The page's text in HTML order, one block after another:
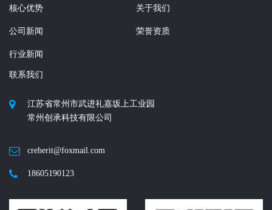
核心优势 关于我们
公司新闻 荣誉资质
行业新闻
联系我们
江苏省常州市武进礼嘉坂上工业园
常州创承科技有限公司
creherit@foxmail.com
18605190123